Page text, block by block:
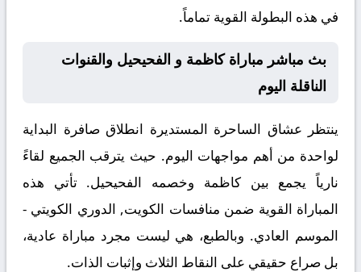
في هذه البطولة القوية تماماً.
بث مباشر مباراة كاظمة و الفحيحيل والقنوات
الناقلة اليوم
ينتظر عشاق الساحرة المستديرة انطلاق صافرة البداية
لواحدة من أهم مواجهات اليوم. حيث يترقب الجميع لقاءً
نارياً يجمع بينكاظمة وخصمه الفحيحيل. تأتي هذه
المباراة القوية ضمن منافسات الكويت, الدوري الكويتي -
الموسم العادي. وبالطبع، هي ليست مجرد مباراة عادية،
بل صراع حقيقي على النقاط الثلاث وإثبات الذات.